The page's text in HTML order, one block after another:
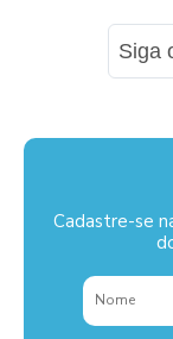
Siga
Cadastre-se